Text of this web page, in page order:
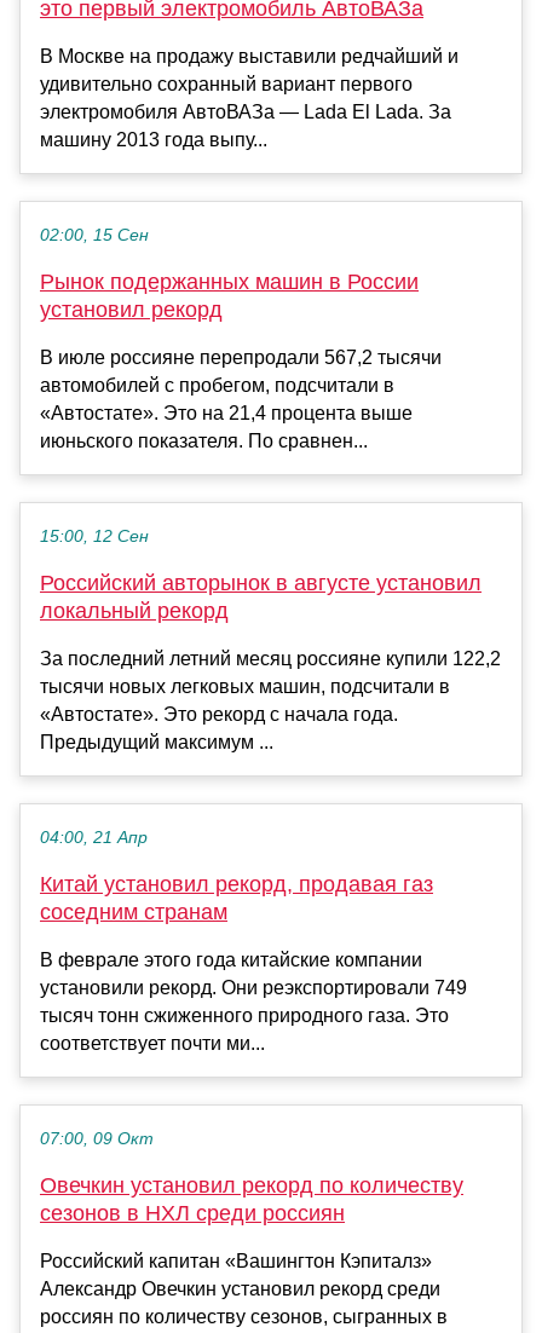
это первый электромобиль АвтоВАЗа
В Москве на продажу выставили редчайший и
удивительно сохранный вариант первого
электромобиля АвтоВАЗа — Lada El Lada. За
машину 2013 года выпу...
02:00, 15 Сен
Рынок подержанных машин в России
установил рекорд
В июле россияне перепродали 567,2 тысячи
автомобилей с пробегом, подсчитали в
«Автостате». Это на 21,4 процента выше
июньского показателя. По сравнен...
15:00, 12 Сен
Российский авторынок в августе установил
локальный рекорд
За последний летний месяц россияне купили 122,2
тысячи новых легковых машин, подсчитали в
«Автостате». Это рекорд с начала года.
Предыдущий максимум ...
04:00, 21 Апр
Китай установил рекорд, продавая газ
соседним странам
В феврале этого года китайские компании
установили рекорд. Они реэкспортировали 749
тысяч тонн сжиженного природного газа. Это
соответствует почти ми...
07:00, 09 Окт
Овечкин установил рекорд по количеству
сезонов в НХЛ среди россиян
Российский капитан «Вашингтон Кэпиталз»
Александр Овечкин установил рекорд среди
россиян по количеству сезонов, сыгранных в